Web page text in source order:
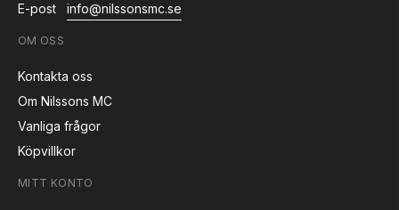
E-post
info@nilssonsmc.se
OM OSS
Kontakta oss
Om Nilssons MC
Vanliga frågor
Köpvillkor
MITT KONTO